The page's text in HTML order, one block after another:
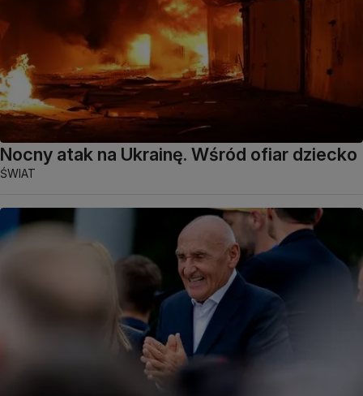
Nocny atak na Ukrainę. Wśród ofiar dziecko
ŚWIAT